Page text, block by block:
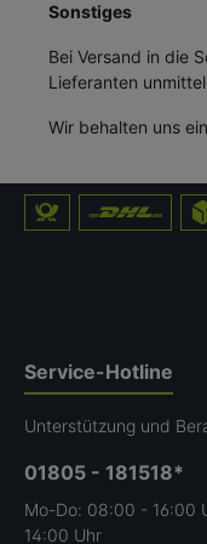
Sonstiges
Bei Versand in die
Lieferanten
Wir behalten uns
Service-Hotline
Unterstützung und
01805 - 181518*
Mo-Do: 08:00 - 16:00
14:00 Uhr